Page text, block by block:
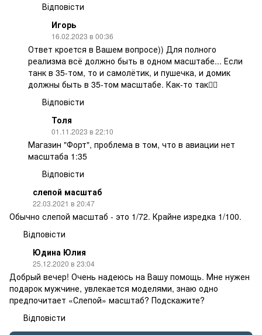
Відповісти
Игорь
16.02.2023 в 00:36
Ответ кроется в Вашем вопросе)) Для полного
реализма всё должно быть в одном масштабе... Если
танк в 35-том, то и самолётик, и пушечка, и домик
должны быть в 35-том масштабе. Как-то так🤷‍♂️
Відповісти
Толя
01.11.2023 в 22:10
Магазин "Форт", проблема в том, что в авиации нет
масштаба 1:35
Відповісти
слепой масштаб
22.03.2021 в 20:47
Обычно слепой масштаб - это 1/72. Крайне изредка 1/100.
Відповісти
Юдина Юлия
25.12.2020 в 23:04
Добрый вечер! Очень надеюсь на Вашу помощь. Мне нужен
подарок мужчине, увлекается моделями, знаю одно
предпочитает «Слепой» масштаб? Подскажите?
Відповісти